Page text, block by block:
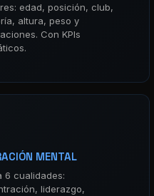
edad, posición, club,
altura, peso y
Con KPIs
MENTAL
6 cualidades:
liderazgo,